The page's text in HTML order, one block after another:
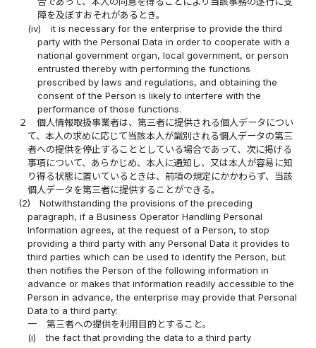
障を及ぼすおそれがあるとき。
(iv)
it is necessary for the enterprise to provide the third
party with the Personal Data in order to cooperate with a
national government organ, local government, or person
entrusted thereby with performing the functions
prescribed by laws and regulations, and obtaining the
consent of the Person is likely to interfere with the
performance of those functions.
２
個人情報取扱事業者は、第三者に提供される個人データについ
て、本人の求めに応じて当該本人が識別される個人データの第三
者への提供を停止することとしている場合であって、次に掲げる
事項について、あらかじめ、本人に通知し、又は本人が容易に知
り得る状態に置いているときは、前項の規定にかかわらず、当該
個人データを第三者に提供することができる。
(2)
Notwithstanding the provisions of the preceding
paragraph, if a Business Operator Handling Personal
Information agrees, at the request of a Person, to stop
providing a third party with any Personal Data it provides to
third parties which can be used to identify the Person, but
then notifies the Person of the following information in
advance or makes that information readily accessible to the
Person in advance, the enterprise may provide that Personal
Data to a third party:
一
第三者への提供を利用目的とすること。
(i)
the fact that providing the data to a third party